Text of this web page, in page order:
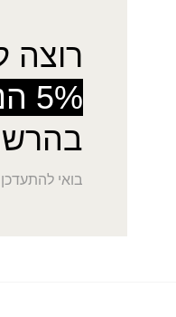
רוצה
5% הנחה
בואי